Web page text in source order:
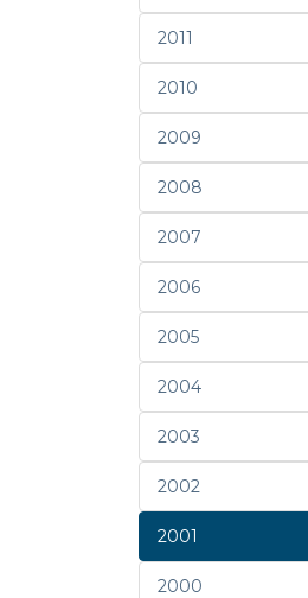
2011
2010
2009
2008
2007
2006
2005
2004
2003
2002
2001
2000